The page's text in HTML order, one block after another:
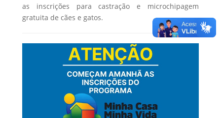
as inscrições para castração e microchipagem
gratuita de cães e gatos.